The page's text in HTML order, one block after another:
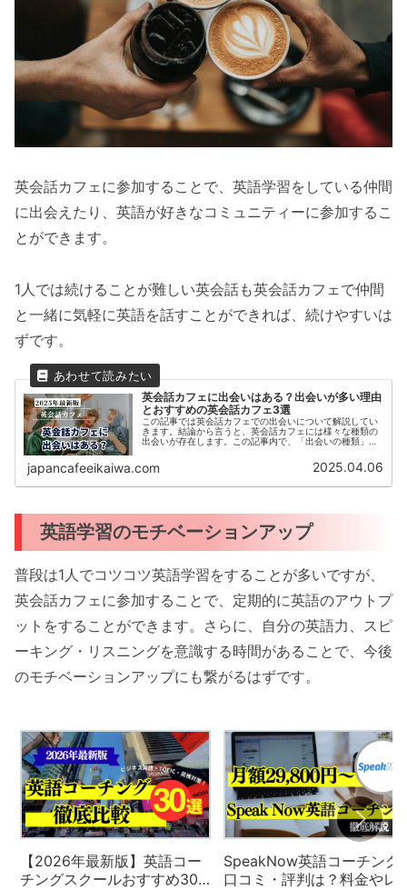
英会話カフェに参加することで、英語学習をしている仲間
に出会えたり、英語が好きなコミュニティーに参加するこ
とができます。
1人では続けることが難しい英会話も英会話カフェで仲間
と一緒に気軽に英語を話すことができれば、続けやすいは
ずです。
英会話カフェに出会いはある？出会いが多い理由
とおすすめの英会話カフェ3選
この記事では英会話カフェでの出会いについて解説してい
きます。結論から言うと、英会話カフェには様々な種類の
出会いが存在します。この記事内で、「出会いの種類」と
japancafeeikaiwa.com 2025.04.06
英語学習のモチベーションアップ
普段は1人でコツコツ英語学習をすることが多いですが、
英会話カフェに参加することで、定期的に英語のアウトプ
ットをすることができます。さらに、自分の英語力、スピ
ーキング・リスニングを意識する時間があることで、今後
のモチベーションアップにも繋がるはずです。
【2026年最新版】英語コー
チングスクールおすすめ30
SpeakNow英語コーチング
口コミ・評判は？料金やレ